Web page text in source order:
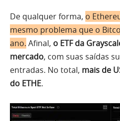
De qualquer forma, o
mesmo problema que o
ano. Afinal, o ETF da
mercado, com suas saídas
entradas. No total, mais de
do ETHE.